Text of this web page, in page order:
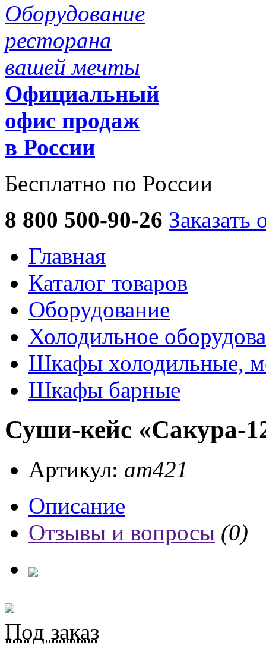
Оборудование
ресторана
вашей мечты
Официальный
офис продаж
в России
Бесплатно по России
8 800 500-90-26 Заказать
Главная
Каталог товаров
Оборудование
Холодильное
Шкафы холодильные,
Шкафы барные
Суши-кейс «Сакура-
Артикул: ат421
Описание
Отзывы и вопросы (0)
Под заказ